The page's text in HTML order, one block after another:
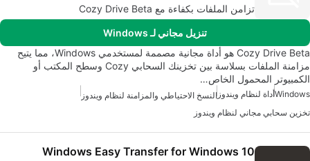
تزامن الملفات بكفاءة مع Cozy Drive Beta
تنزيل مجاني لـ Windows
Cozy Drive Beta هو أداة مجانية مصممة لمستخدمي Windows، مما يتيح
مزامنة الملفات بسلاسة بين تخزينك السحابي Cozy وسطح المكتب أو
الكمبيوتر المحمول الخاص…
Windowsأداة لنظام ويندوز النسخ الاحتياطي والمزامنة لنظام ويندوز
تخزين سحابي مجاني لنظام ويندوز
Windows Easy Transfer for Windows 10